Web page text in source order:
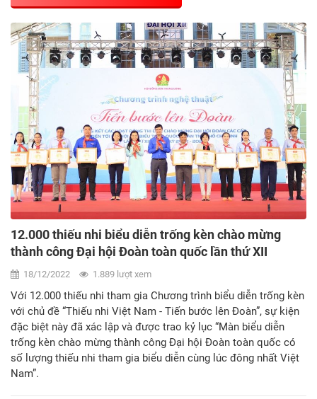
12.000 thiếu nhi biểu diễn trống kèn chào mừng
thành công Đại hội Đoàn toàn quốc lần thứ XII
18/12/2022 1.889 lượt xem
Với 12.000 thiếu nhi tham gia Chương trình biểu diễn trống kèn
với chủ đề “Thiếu nhi Việt Nam - Tiến bước lên Đoàn”, sự kiện
đặc biệt này đã xác lập và được trao kỷ lục “Màn biểu diễn
trống kèn chào mừng thành công Đại hội Đoàn toàn quốc có
số lượng thiếu nhi tham gia biểu diễn cùng lúc đông nhất Việt
Nam”.